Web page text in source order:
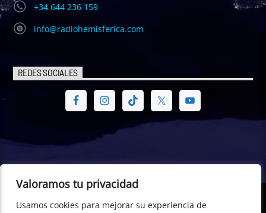
Valoramos tu privacidad
Usamos cookies para mejorar su experiencia de
+34 644 236 159
info@radiohemisferica.com
REDES SOCIALES
© Radio Hemisférica. Project of - Euro-American Committee of